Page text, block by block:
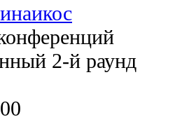
2-й раунд